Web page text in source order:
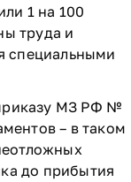
1 на 100
труда и
специальными
МЗ РФ №
– в таком
до прибытия